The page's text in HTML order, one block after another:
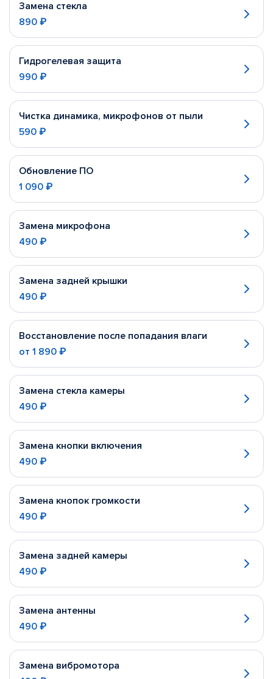
Замена стекла
890 ₽
Гидрогелевая защита
990 ₽
Чистка динамика, микрофонов от пыли
590 ₽
Обновление ПО
1 090 ₽
Замена микрофона
490 ₽
Замена задней крышки
490 ₽
Восстановление после попадания влаги
от 1 890 ₽
Замена стекла камеры
490 ₽
Замена кнопки включения
490 ₽
Замена кнопок громкости
490 ₽
Замена задней камеры
490 ₽
Замена антенны
490 ₽
Замена вибромотора